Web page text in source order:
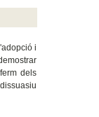
i
dels